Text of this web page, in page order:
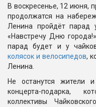
В воскресенье, 12 июня,
продолжатся на
Ленина пройдёт парад
«Навстречу Дню
парад будет и у
колясок и велосипедов,
Ленина.
Не останутся жители
концерта-подарка,
коллективы